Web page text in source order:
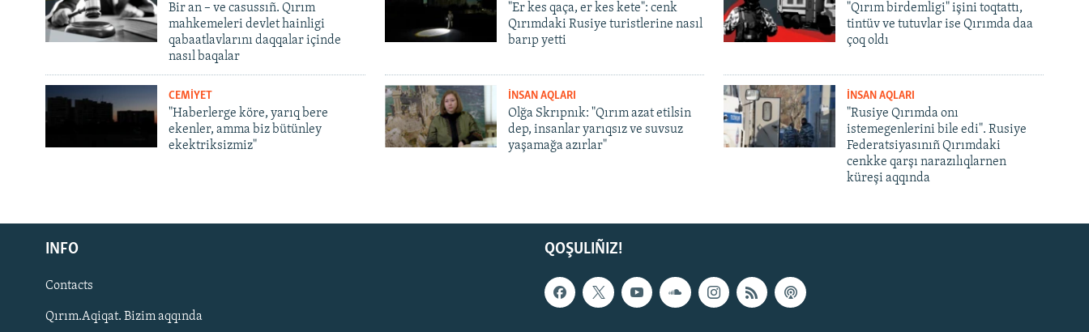
Русский
Українською
QOŞULIÑIZ!
Bir an – ve casussıñ. Qırım
mahkemeleri devlet hainligi
qabaatlavlarını daqqalar içinde
nasıl baqalar
"Er kes qaça, er kes kete": cenk
Qırımdaki Rusiye turistlerine nasıl
barıp yetti
"Qırım birdemligi" işini toqtattı,
tintüv ve tutuvlar ise Qırımda daa
çoq oldı
CEMİYET
"Haberlerge köre, yarıq bere
ekenler, amma biz bütünley
ekektriksizmiz"
İNSAN AQLARI
Olğa Skrıpnık: "Qırım azat etilsin
dep, insanlar yarıqsız ve suvsuz
yaşamağa azırlar"
İNSAN AQLARI
"Rusiye Qırımda onı
istemegenlerini bile edi". Rusiye
Federatsiyasınıñ Qırımdaki
cenkke qarşı narazılıqlarnen
küreşi aqqında
QOŞULIÑIZ!
INFO
Contacts
Qırım.Aqiqat. Bizim aqqında